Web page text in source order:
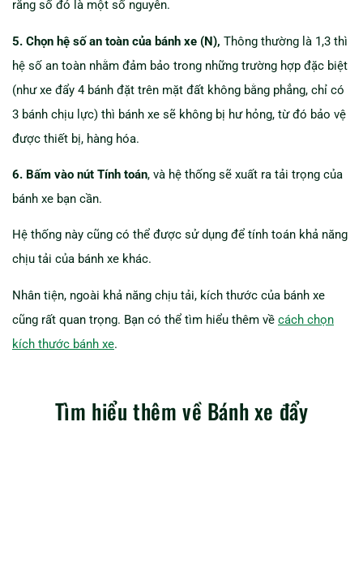
rằng số đó là một số nguyên.
5. Chọn hệ số an toàn của bánh xe (N), Thông thường là 1,3 thì
hệ số an toàn nhằm đảm bảo trong những trường hợp đặc biệt
(như xe đẩy 4 bánh đặt trên mặt đất không bằng phẳng, chỉ có
3 bánh chịu lực) thì bánh xe sẽ không bị hư hỏng, từ đó bảo vệ
được thiết bị, hàng hóa.
6. Bấm vào nút Tính toán, và hệ thống sẽ xuất ra tải trọng của
bánh xe bạn cần.
Hệ thống này cũng có thể được sử dụng để tính toán khả năng
chịu tải của bánh xe khác.
Nhân tiện, ngoài khả năng chịu tải, kích thước của bánh xe
cũng rất quan trọng. Bạn có thể tìm hiểu thêm về cách chọn
kích thước bánh xe.
Tìm hiểu thêm về Bánh xe đẩy